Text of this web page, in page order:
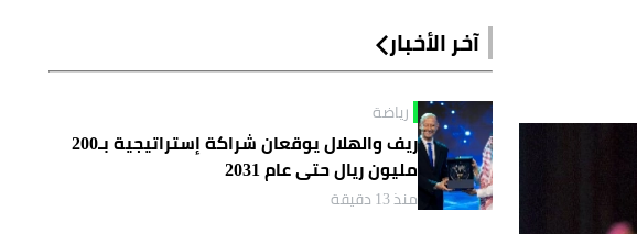
آخر الأخبار
رياضة
ريف والهلال يوقعان شراكة إستراتيجية بـ200
مليون ريال حتى عام 2031
منذ 13 دقيقة